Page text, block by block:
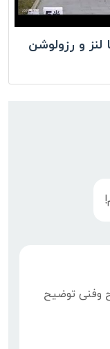
لنز و رزولوشن
وفنی توضیح